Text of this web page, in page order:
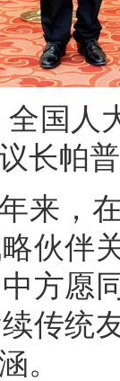
全国
长帕
来，
伙伴
方愿
传统
。